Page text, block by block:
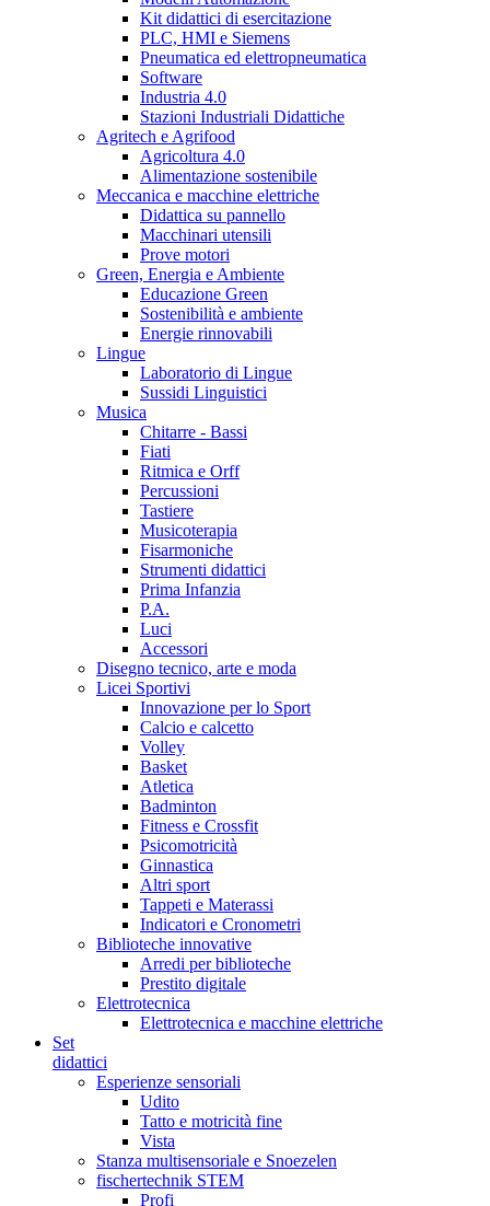
Kit didattici di esercitazione
PLC, HMI e Siemens
Pneumatica ed elettropneumatica
Software
Industria 4.0
Stazioni Industriali Didattiche
Agritech e Agrifood
Agricoltura 4.0
Alimentazione sostenibile
Meccanica e macchine elettriche
Didattica su pannello
Macchinari utensili
Prove motori
Green, Energia e Ambiente
Educazione Green
Sostenibilità e ambiente
Energie rinnovabili
Lingue
Laboratorio di Lingue
Sussidi Linguistici
Musica
Chitarre - Bassi
Fiati
Ritmica e Orff
Percussioni
Tastiere
Musicoterapia
Fisarmoniche
Strumenti didattici
Prima Infanzia
P.A.
Luci
Accessori
Disegno tecnico, arte e moda
Licei Sportivi
Innovazione per lo Sport
Calcio e calcetto
Volley
Basket
Atletica
Badminton
Fitness e Crossfit
Psicomotricità
Ginnastica
Altri sport
Tappeti e Materassi
Indicatori e Cronometri
Biblioteche innovative
Arredi per biblioteche
Prestito digitale
Elettrotecnica
Elettrotecnica e macchine elettriche
Set
didattici
Esperienze sensoriali
Udito
Tatto e motricità fine
Vista
Stanza multisensoriale e Snoezelen
fischertechnik STEM
Profi